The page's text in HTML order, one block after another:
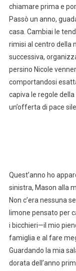
chiamare prima e
Passò un anno,
casa. Cambiai le
rimisi al centro della
successiva,
persino Nicole
comportandosi
capiva le regole
un’offerta di pace
Quest’anno ho
sinistra, Mason alla
Non c’era nessuna
limone pensato per
i bicchieri—il mio
famiglia e al fare
Guardando la mia
dorata dell’anno